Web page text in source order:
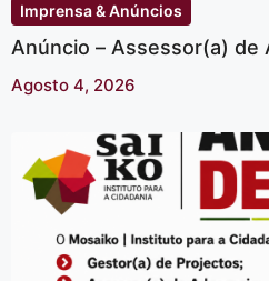
Imprensa & Anúncios
Anúncio – Assessor(a) de
Agosto 4, 2026